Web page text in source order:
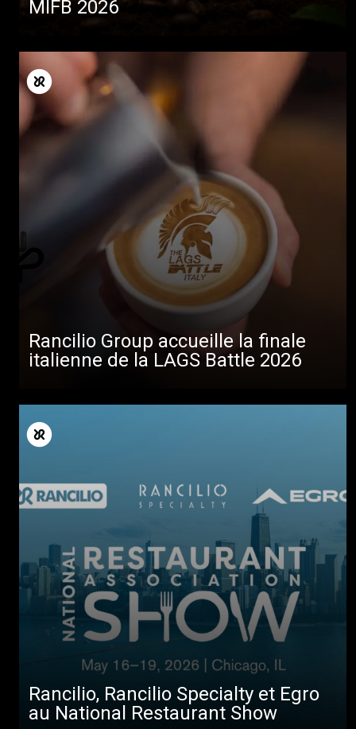
MIFB 2026
Rancilio Group accueille la finale
italienne de la LAGS Battle 2026
Rancilio, Rancilio Specialty et Egro
au National Restaurant Show